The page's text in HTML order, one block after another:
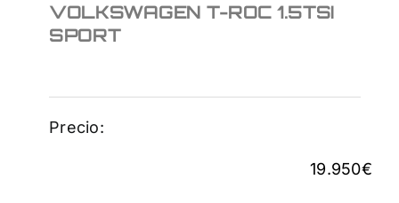
VOLKSWAGEN T-ROC 1.5TSI
SPORT
Precio:
19.950€